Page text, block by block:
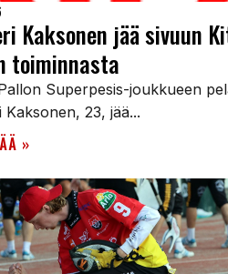
Kaksonen jää sivuun
toiminnasta
Superpesis-joukkueen
Kaksonen, 23, jää...
»